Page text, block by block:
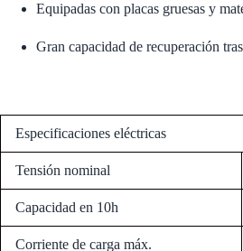
Equipadas con placas gruesas y
Gran capacidad de recuperación
Especificaciones eléctricas
Tensión nominal
Capacidad en 10h
Corriente de carga máx.